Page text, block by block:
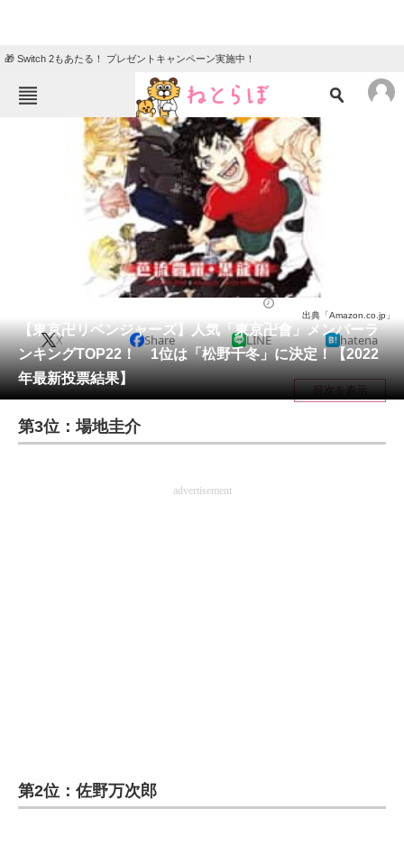
🎁 Switch 2もあたる！ プレゼントキャンペーン実施中！
ねとらぼメニュー
ニュース
クイズ
地域
教育・育児
リサーチ
会員記事
メディア
注目記事を集めた総合ページ
ITの今と未来を見通す
ITエンジニア向け専門サイト
【東京卍リベンジャーズ】人気「東京卍會」メンバーラ
ンキングTOP22！ 1位は「松野千冬」に決定！【2022
年最新投票結果】
出典「Amazon.co.jp」
X Share LINE hatena
目次を表示
第3位：場地圭介
advertisement
第2位：佐野万次郎